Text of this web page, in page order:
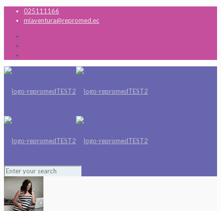
025111166
miaventura@repromed.ec